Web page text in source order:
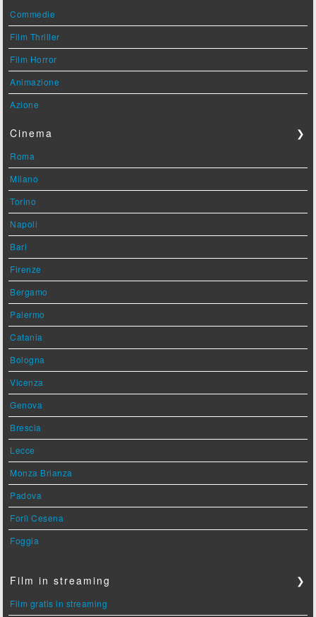
Commedie
Film Thriller
Film Horror
Animazione
Azione
Cinema ❯
Roma
Milano
Torino
Napoli
Bari
Firenze
Bergamo
Palermo
Catania
Bologna
Vicenza
Genova
Brescia
Lecce
Monza Brianza
Padova
Forlì Cesena
Foggia
Film in streaming ❯
Film gratis in streaming